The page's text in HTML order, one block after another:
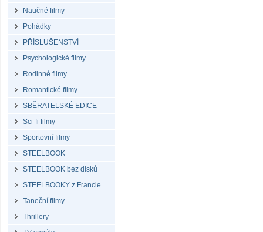
Naučné filmy
Pohádky
PŘÍSLUŠENSTVÍ
Psychologické filmy
Rodinné filmy
Romantické filmy
SBĚRATELSKÉ EDICE
Sci-fi filmy
Sportovní filmy
STEELBOOK
STEELBOOK bez disků
STEELBOOKY z Francie
Taneční filmy
Thrillery